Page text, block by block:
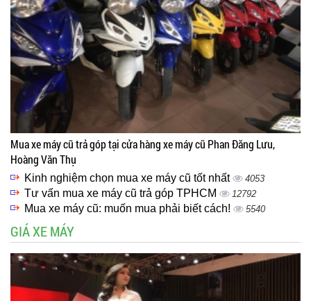
Mua xe máy cũ trả góp tại cửa hàng xe máy cũ Phan Đăng Lưu,
Hoàng Văn Thụ
Kinh nghiệm chọn mua xe máy cũ tốt nhất 4053
Tư vấn mua xe máy cũ trả góp TPHCM 12792
Mua xe máy cũ: muốn mua phải biết cách! 5540
GIÁ XE MÁY